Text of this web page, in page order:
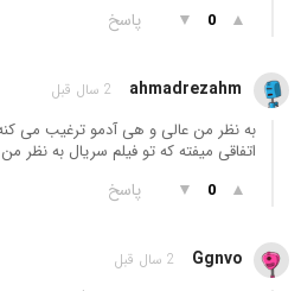
▲
0
▼ پاسخ
ahmadrezahm 2 سال قبل
به نظر من عالی و هی آدمو ترغیب می
اتفاقی میفته که تو فیلم سریال به نظر
▲
0
▼ پاسخ
Ggnvo 2 سال قبل